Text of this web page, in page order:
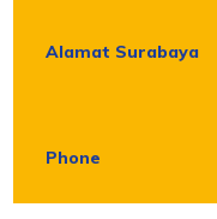
Alamat Surabaya
Phone